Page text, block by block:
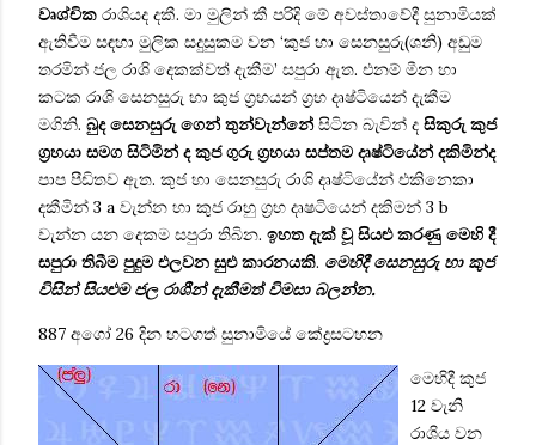
වෘශ්චික රාශියද දකී. මා මුලින් කී පරිදි මේ අවස්තාවේදී සුනාමියක්
ඇතිවීම සඳහා මුලික සදුසුකම වන ‘කුජ හා සෙනසුරු(ශනි) අඩුම
තරමින් ජල රාශි දෙකක්වත් දැකීම’ සපුරා ඇත. එනම් මීන හා
කටක රාශි සෙනසුරු හා කුජ ග්‍රහයන් ග්‍රහ දෘෂ්ටියෙන් දැකීම
මගිනි. බුද සෙනසුරු ගෙන් තුන්වැන්නේසිටින බැවින් ‍ද සිකුරු කුජ
ග්‍රහයා සමග සිටිමින් ද කුජ ගුරු ග්‍රහයා සප්තම දෘෂ්‍ටියේන් දකිමින්ද
පාප පීඩිතව ඇත. කුජ හා සෙනසුරු රාශි දෘෂ්ටියේන් එකිනෙකා
දකීමින් 3 a වැන්න හා කුජ රාහු ග්‍රහ දෘෂටියෙන් දකිමන් 3 b
වැන්න යන දෙකම සපුරා තිබින. ඉහත දැක් වූ සියළු කරණු මෙහි දී
සපුරා තිබීම ‍පුදුම එලවන සුළු කාරනයකි. මෙහිදී සෙනසුරු හා කුජ
විසින් සියළුම ජල රාශීන් දැකීමත් විමසා බලන්න.
887 අගෝ 26 දින හටගත් සුනාමියේ කේද්‍රසටහන
මෙහිදී කුජ
12 වැනි
රාශිය වන